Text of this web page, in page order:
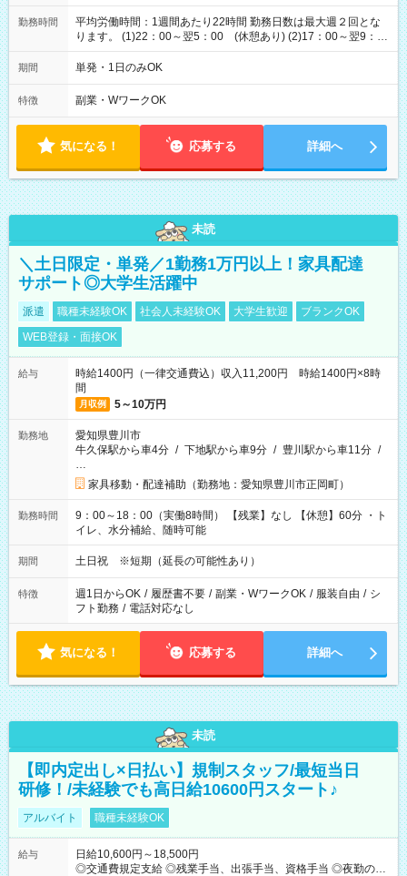
勤務時間
平均労働時間：1週間あたり22時間 勤務日数は最大週２回とな
ります。 (1)22：00～翌5：00 (休憩あり) (2)17：00～翌9：
00 (休憩あり) ３６協定提出済 平均労働時間：1週間あたり22
時間 勤務日数は最大週２回となります。 (1)22：00～翌5：00
期間 単発・1日のみOK
特徴 副業・WワークOK
気になる！ 応募する 詳細へ
未読
＼土日限定・単発／1勤務1万円以上！家具配達
サポート◎大学生活躍中
派遣 職種未経験OK 社会人未経験OK 大学生歓迎
ブランクOK
WEB登録・面接OK
給与
時給1400円（一律交通費込）収入11,200円 時給1400円×8時
間
月収例 5～10万円
勤務地
愛知県豊川市
牛久保駅から車4分 / 下地駅から車9分 / 豊川駅から車11分 /
…
家具移動・配達補助（勤務地：愛知県豊川市正岡町）
勤務時間
9：00～18：00（実働8時間） 【残業】なし 【休憩】60分 ・ト
イレ、水分補給、随時可能
期間 土日祝 ※短期（延長の可能性あり）
特徴 週1日からOK / 履歴書不要 / 副業・WワークOK / 服装自由 / シ
フト勤務 / 電話対応なし
気になる！ 応募する 詳細へ
未読
【即内定出し×日払い】規制スタッフ/最短当日
研修！/未経験でも高日給10600円スタート♪
アルバイト 職種未経験OK
給与
日給10,600円～18,500円
◎交通費規定支給 ◎残業手当、出張手当、資格手当 ◎夜勤の場